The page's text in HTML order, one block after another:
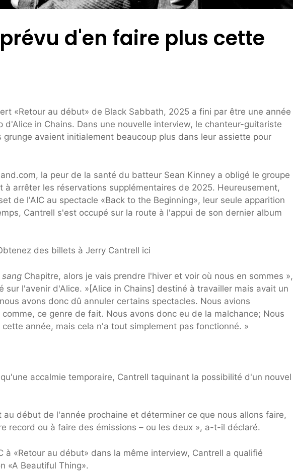
d'en faire plus cette
«Retour au début» de Black Sabbath, 2025 a fini par être une année
d'Alice in Chains. Dans une nouvelle interview, le chanteur-guitariste
avaient initialement beaucoup plus dans leur assiette pour
la peur de la santé du batteur Sean Kinney a obligé le groupe
à arrêter les réservations supplémentaires de 2025. Heureusement,
de l'AIC au spectacle «Back to the Beginning», leur seule apparition
Cantrell s'est occupé sur la route à l'appui de son dernier album
des billets à Jerry Cantrell ici
Chapitre, alors je vais prendre l'hiver et voir où nous en sommes »,
sur l'avenir d'Alice. »[Alice in Chains] destiné à travailler mais avait un
avons donc dû annuler certains spectacles. Nous avions
ce genre de fait. Nous avons donc eu de la malchance; Nous
année, mais cela n'a tout simplement pas fonctionné. »
accalmie temporaire, Cantrell taquinant la possibilité d'un nouvel
début de l'année prochaine et déterminer ce que nous allons faire,
record ou à faire des émissions – ou les deux », a-t-il déclaré.
à «Retour au début» dans la même interview, Cantrell a qualifié
«A Beautiful Thing».